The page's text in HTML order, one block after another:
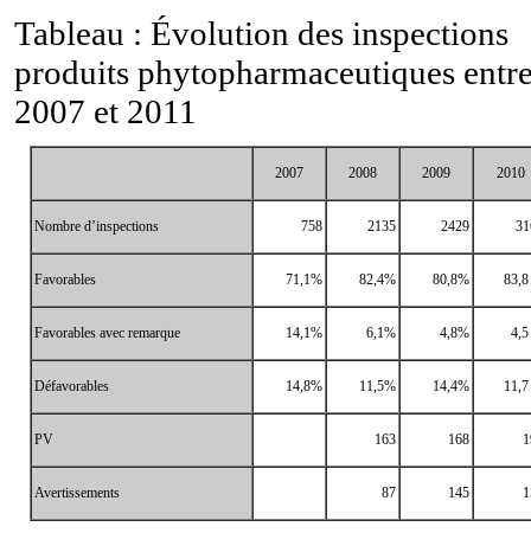
Tableau : Évolution des inspections
produits phytopharmaceutiques
2007 et 2011
2007 2008 2009 2010
Nombre d’inspections 758 2135 2429
Favorables 71,1% 82,4% 80,8%
Favorables avec remarque 14,1% 6,1% 4,8%
Défavorables 14,8% 11,5% 14,4%
PV 163 168
Avertissements 87 145